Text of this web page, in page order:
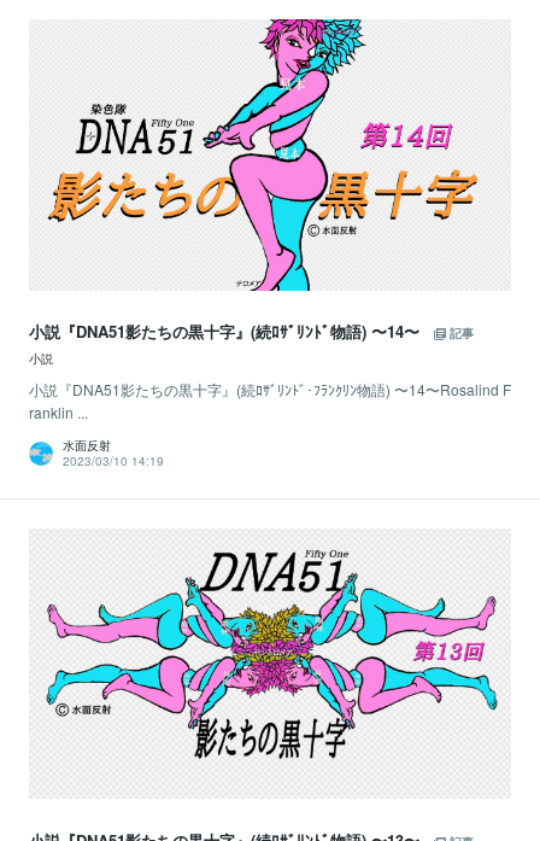
小説『DNA51影たちの黒十字』(続ﾛｻﾞﾘﾝﾄﾞ物語) 〜14〜
記事
小説
小説『DNA51影たちの黒十字』(続ﾛｻﾞﾘﾝﾄﾞ･ﾌﾗﾝｸﾘﾝ物語) 〜14〜Rosalind F
ranklin ...
水面反射
2023/03/10 14:19